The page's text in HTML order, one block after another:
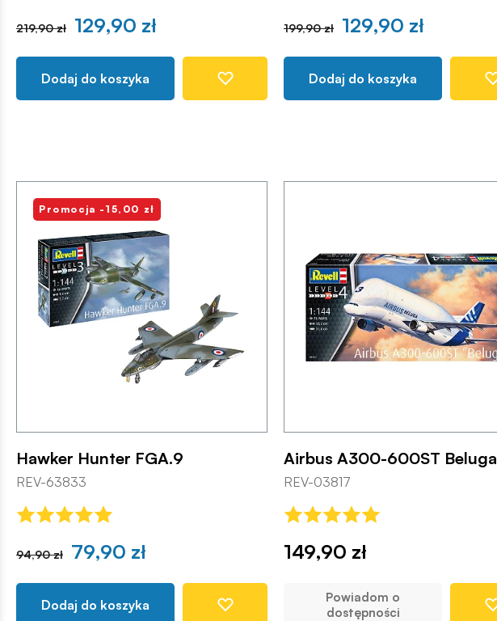
219,90 zł 129,90 zł
Dodaj do koszyka
199,90 zł 129,90 zł
Dodaj do koszyka
Promocja -15,00 zł
Hawker Hunter FGA.9
REV-63833
94,90 zł 79,90 zł
Dodaj do koszyka
Airbus A300-600ST Beluga
REV-03817
149,90 zł
Powiadom o
dostępności